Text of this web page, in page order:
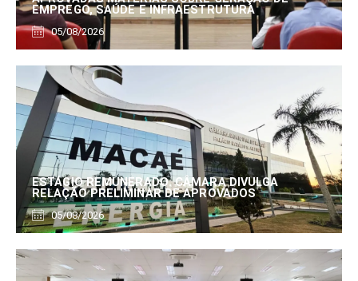
EMPREGO, SAÚDE E INFRAESTRUTURA
05/08/2026
ESTÁGIO REMUNERADO: CÂMARA DIVULGA
RELAÇÃO PRELIMINAR DE APROVADOS
05/08/2026